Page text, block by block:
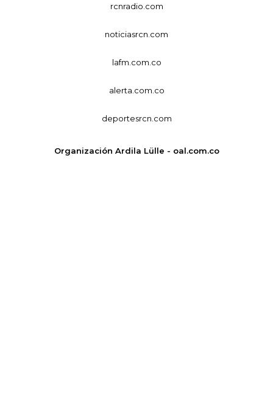
rcnradio.com
noticiasrcn.com
lafm.com.co
alerta.com.co
deportesrcn.com
Organización Ardila Lülle - oal.com.co